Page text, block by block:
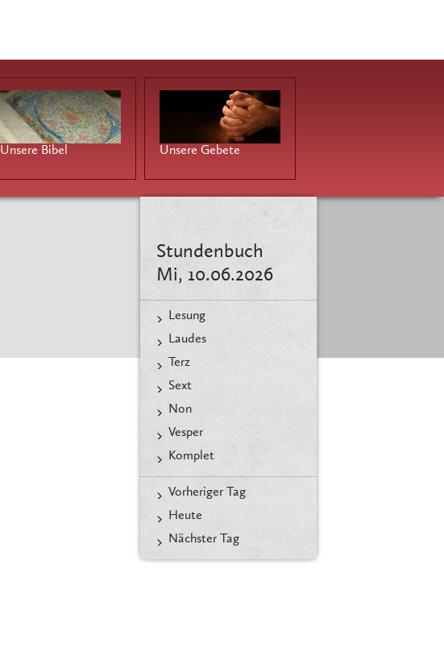
Unsere Bibel Unsere Gebete
Stundenbuch
Mi, 10.06.2026
Lesung
Laudes
Terz
Sext
Non
Vesper
Komplet
Vorheriger Tag
Heute
Nächster Tag